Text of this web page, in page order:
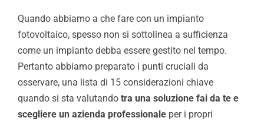
Quando abbiamo a che fare con un impianto
fotovoltaico, spesso non si sottolinea a sufficienza
come un impianto debba essere gestito nel tempo.
Pertanto abbiamo preparato i punti cruciali da
osservare, una lista di 15 considerazioni chiave
quando si sta valutando tra una soluzione fai da te e
scegliere un azienda professionaleper i propri